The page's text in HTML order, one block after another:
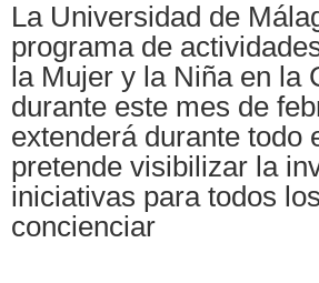
La Universidad de
programa de
la Mujer y la Niña en la
durante este mes de
extenderá durante todo
pretende visibilizar la
iniciativas para todos
concienciar